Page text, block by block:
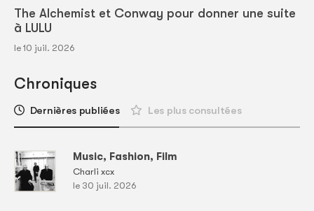
The Alchemist et Conway pour donner une suite
à LULU
le 10 juil. 2026
Chroniques
Dernières publiées Les plus consultées
Music, Fashion, Film
Charli xcx
le 30 juil. 2026